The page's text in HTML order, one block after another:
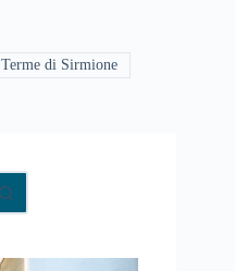
Terme di Sirmione